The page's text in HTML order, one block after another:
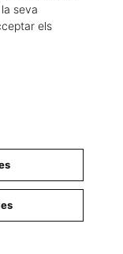
seva
els